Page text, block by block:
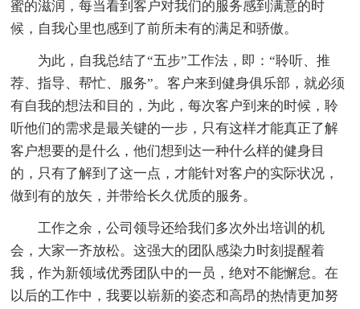
蜜的滋润，每当看到客户对我们的服务感到满意的时
候，自我心里也感到了前所未有的满足和骄傲。
为此，自我总结了“五步”工作法，即：“聆听、推
荐、指导、帮忙、服务”。客户来到健身俱乐部，就必须
有自我的想法和目的，为此，每次客户到来的时候，聆
听他们的需求是最关键的一步，只有这样才能真正了解
客户想要的是什么，他们想到达一种什么样的健身目
的，只有了解到了这一点，才能针对客户的实际状况，
做到有的放矢，并带给长久优质的服务。
工作之余，公司领导还给我们多次外出培训的机
会，大家一齐放松。这强大的团队感染力时刻提醒着
我，作为新领域优秀团队中的一员，绝对不能懈怠。在
以后的工作中，我要以崭新的姿态和高昂的热情更加努